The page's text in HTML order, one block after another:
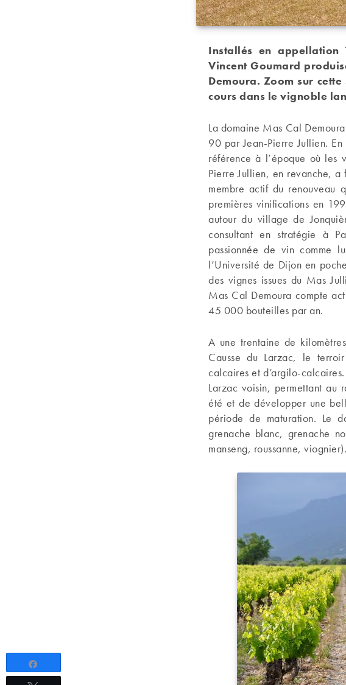
Installés en appellation
Vincent Goumard
Demoura. Zoom sur
cours dans le vignoble
La domaine Mas Cal
90 par Jean-Pierre Jullien.
référence à l’époque où les
Pierre Jullien, en revanche, a
membre actif du renouveau
premières vinifications en
autour du village de
consultant en stratégie à
passionnée de vin comme
l’Université de Dijon en
des vignes issues du Mas
Mas Cal Demoura compte
45 000 bouteilles par an.
A une trentaine de
Causse du Larzac, le
calcaires et d’argilo-
Larzac voisin, permettant au
été et de développer une
période de maturation. Le
grenache blanc, grenache
manseng, roussanne, viognier).